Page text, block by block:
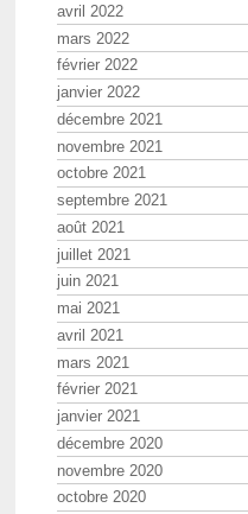
avril 2022
mars 2022
février 2022
janvier 2022
décembre 2021
novembre 2021
octobre 2021
septembre 2021
août 2021
juillet 2021
juin 2021
mai 2021
avril 2021
mars 2021
février 2021
janvier 2021
décembre 2020
novembre 2020
octobre 2020